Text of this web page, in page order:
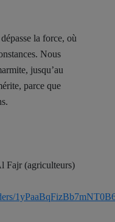
la force, où
Nous
jusqu’au
parce que
Fajr (agriculteurs)